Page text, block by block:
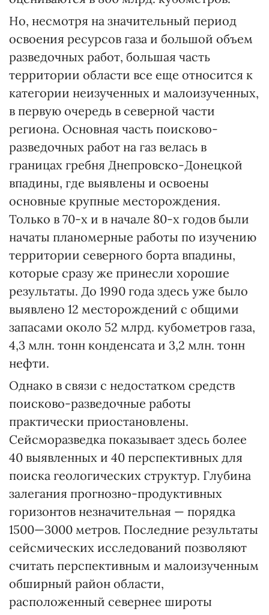
Но, несмотря на значительный период
освоения ресурсов газа и большой объем
разведочных работ, большая часть
территории области все еще относится к
категории неизученных и малоизученных,
в первую очередь в северной части
региона. Основная часть поисково-
разведочных работ на газ велась в
границах гребня Днепровско-Донецкой
впадины, где выявлены и освоены
основные крупные месторождения.
Только в 70-х и в начале 80-х годов были
начаты планомерные работы по изучению
территории северного борта впадины,
которые сразу же принесли хорошие
результаты. До 1990 года здесь уже было
выявлено 12 месторождений с общими
запасами около 52 млрд. кубометров газа,
4,3 млн. тонн конденсата и 3,2 млн. тонн
нефти.
Однако в связи с недостатком средств
поисково-разведочные работы
практически приостановлены.
Сейсморазведка показывает здесь более
40 выявленных и 40 перспективных для
поиска геологических структур. Глубина
залегания прогнозно-продуктивных
горизонтов незначительная — порядка
1500—3000 метров. Последние результаты
сейсмических исследований позволяют
считать перспективным и малоизученным
обширный район области,
расположенный севернее широты